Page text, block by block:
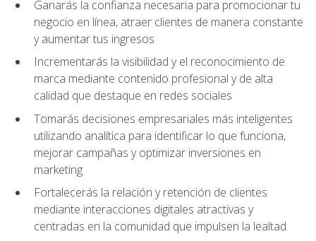
Ganarás la confianza necesaria para promocionar tu
negocio en línea, atraer clientes de manera constante
y aumentar tus ingresos
Incrementarás la visibilidad y el reconocimiento de
marca mediante contenido profesional y de alta
calidad que destaque en redes sociales
Tomarás decisiones empresariales más inteligentes
utilizando analítica para identificar lo que funciona,
mejorar campañas y optimizar inversiones en
marketing
Fortalecerás la relación y retención de clientes
mediante interacciones digitales atractivas y
centradas en la comunidad que impulsen la lealtad